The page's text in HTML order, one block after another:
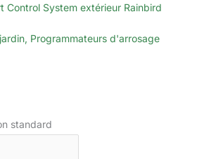
Control System extérieur Rainbird
, Programmateurs d'arrosage